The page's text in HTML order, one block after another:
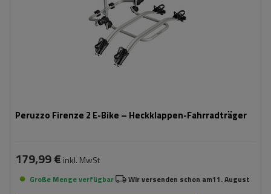
Peruzzo Firenze 2 E-Bike – Heckklappen-Fahrradträger
179,99 € inkl. MwSt
Große Menge verfügbar Wir versenden schon am11. August